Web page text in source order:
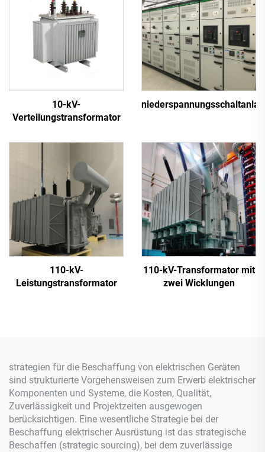
10-kV-
Verteilungstransformator
110-kV-
Leistungstransformator
110-kV-Transformator mit
zwei Wicklungen
strategien für die Beschaffung von elektrischen Geräten
sind strukturierte Vorgehensweisen zum Erwerb elektrischer
Komponenten und Systeme, die Kosten, Qualität,
Zuverlässigkeit und Projektzeiten ausgewogen
berücksichtigen. Eine wesentliche Strategie bei der
Beschaffung elektrischer Ausrüstung ist das strategische
Beschaffen (strategic sourcing), bei dem zuverlässige